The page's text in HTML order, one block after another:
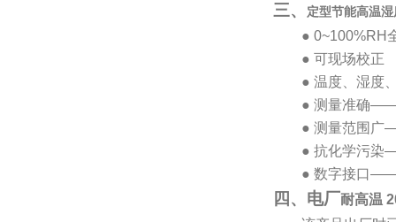
三、 定型节能高温
● 0~100%RH
● 可现场校正
● 温度、湿度
● 测量准确
● 测量范围广
● 抗化学污染
● 数字接口
四、电厂耐高温